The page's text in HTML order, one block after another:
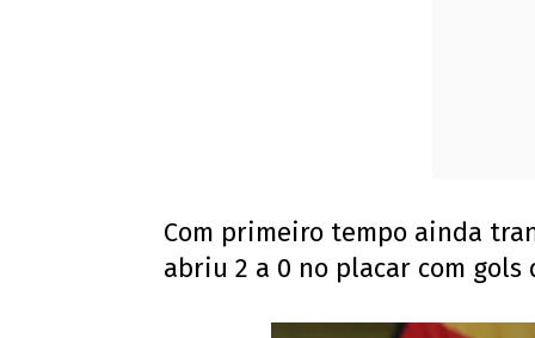
Com primeiro tempo ainda
abriu 2 a 0 no placar com